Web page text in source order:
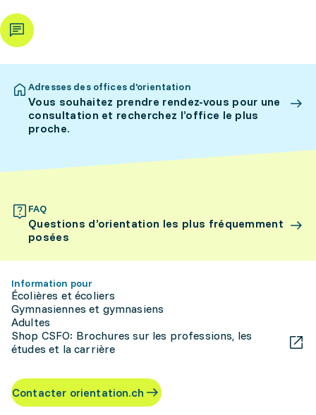
Adresses des offices d’orientation
Vous souhaitez prendre rendez-vous pour une
consultation et recherchez l’office le plus
proche.
FAQ
Questions d’orientation les plus fréquemment
posées
Information pour
Écolières et écoliers
Gymnasiennes et gymnasiens
Adultes
Shop CSFO: Brochures sur les professions, les
études et la carrière
Contacter orientation.ch